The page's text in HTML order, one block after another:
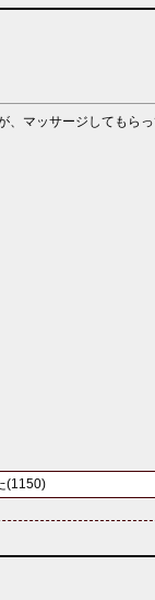
マッサージしてもら
(1150)